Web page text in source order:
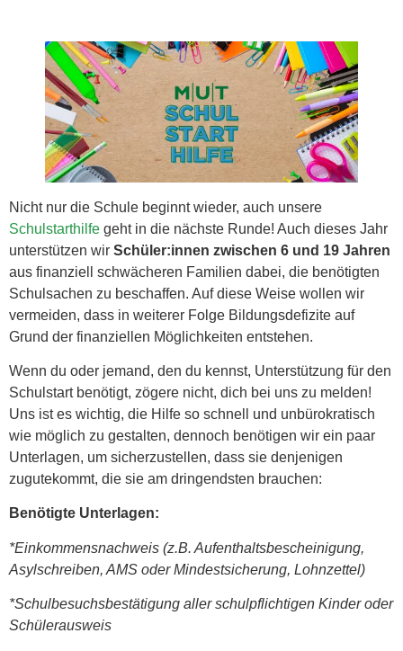
Nicht nur die Schule beginnt wieder, auch unsere
Schulstarthilfe geht in die nächste Runde! Auch dieses Jahr
unterstützen wir Schüler:innen zwischen 6 und 19 Jahren
aus finanziell schwächeren Familien dabei, die benötigten
Schulsachen zu beschaffen. Auf diese Weise wollen wir
vermeiden, dass in weiterer Folge Bildungsdefizite auf
Grund der finanziellen Möglichkeiten entstehen.
Wenn du oder jemand, den du kennst, Unterstützung für den
Schulstart benötigt, zögere nicht, dich bei uns zu melden!
Uns ist es wichtig, die Hilfe so schnell und unbürokratisch
wie möglich zu gestalten, dennoch benötigen wir ein paar
Unterlagen, um sicherzustellen, dass sie denjenigen
zugutekommt, die sie am dringendsten brauchen:
Benötigte Unterlagen:
*Einkommensnachweis (z.B. Aufenthaltsbescheinigung,
Asylschreiben, AMS oder Mindestsicherung, Lohnzettel)
*Schulbesuchsbestätigung aller schulpflichtigen Kinder oder
Schülerausweis